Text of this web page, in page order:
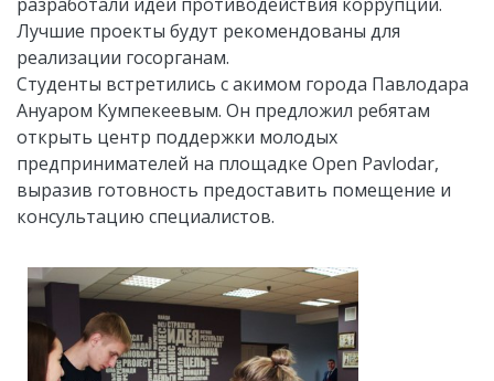
Лучшие проекты будут рекомендованы для
реализации госорганам.
Студенты встретились с акимом города Павлодара
Ануаром Кумпекеевым. Он предложил ребятам
открыть центр поддержки молодых
предпринимателей на площадке Open Pavlodar,
выразив готовность предоставить помещение и
консультацию специалистов.